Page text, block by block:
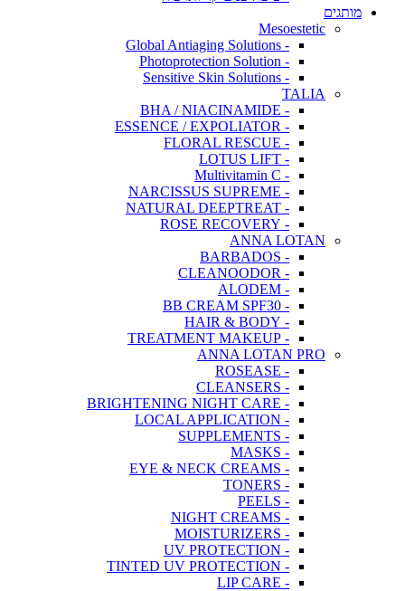
מותגים
Mesoestetic
- Global Antiaging Solutions
- Photoprotection Solution
- Sensitive Skin Solutions
TALIA
- BHA / NIACINAMIDE
- ESSENCE / EXPOLIATOR
- FLORAL RESCUE
- LOTUS LIFT
- Multivitamin C
- NARCISSUS SUPREME
- NATURAL DEEPTREAT
- ROSE RECOVERY
ANNA LOTAN
- BARBADOS
- CLEANOODOR
- ALODEM
- BB CREAM SPF30
- HAIR & BODY
- TREATMENT MAKEUP
ANNA LOTAN PRO
- ROSEASE
- CLEANSERS
- BRIGHTENING NIGHT CARE
- LOCAL APPLICATION
- SUPPLEMENTS
- MASKS
- EYE & NECK CREAMS
- TONERS
- PEELS
- NIGHT CREAMS
- MOISTURIZERS
- UV PROTECTION
- TINTED UV PROTECTION
- LIP CARE